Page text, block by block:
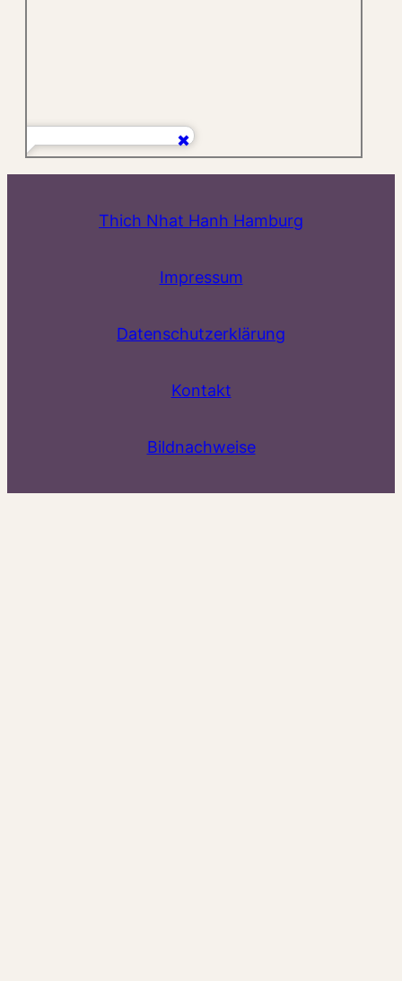
Thich Nhat Hanh Hamburg
Impressum
Datenschutzerklärung
Kontakt
Bildnachweise